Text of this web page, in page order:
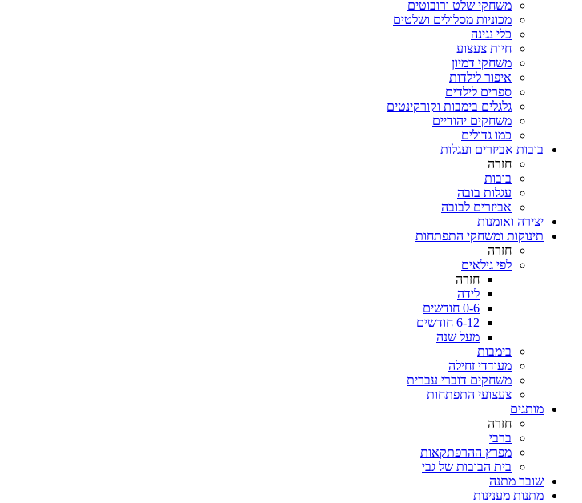
משחקי שלט ורובוטים
מכוניות מסלולים ושלטים
כלי נגינה
חיות צעצוע
משחקי דמיון
איפור לילדות
ספרים לילדים
גלגלים בימבות וקורקינטים
משחקים יהודיים
כמו גדולים
בובות אביזרים ועגלות
חזרה
בובות
עגלות בובה
אביזרים לבובה
יצירה ואומנות
תינוקות ומשחקי התפתחות
חזרה
לפי גילאים
חזרה
לידה
0-6 חודשים
6-12 חודשים
מעל שנה
בימבות
מעודדי זחילה
משחקים דוברי עברית
צעצועי התפתחות
מותגים
חזרה
ברבי
מפרץ ההרפתקאות
בית הבובות של גבי
שובר מתנה
מתנות מענינות